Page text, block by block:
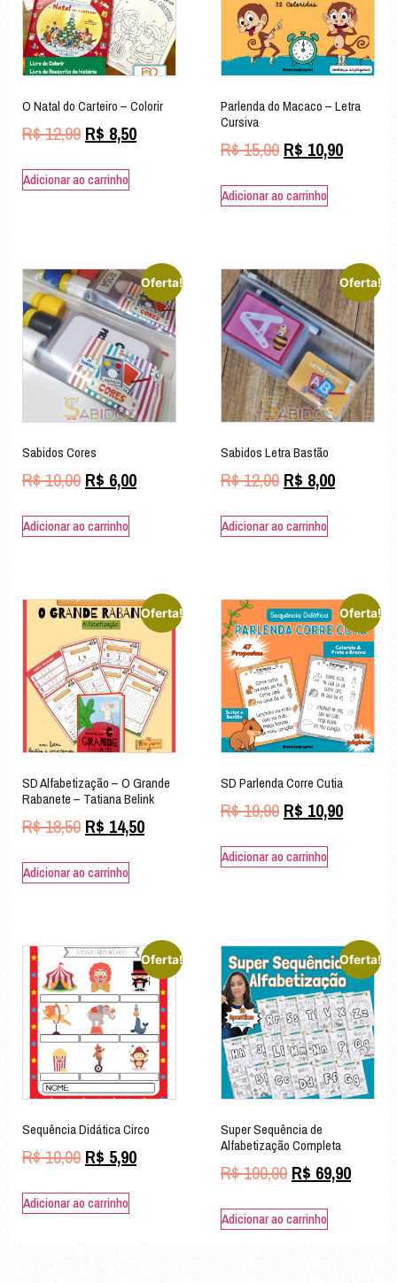
O Natal do Carteiro – Colorir
R$12,99 R$ 8,50
Adicionar ao carrinho
Parlenda do Macaco – Letra
Cursiva
R$15,00 R$ 10,90
Adicionar ao carrinho
Oferta!
Sabidos Cores
R$10,00 R$ 6,00
Adicionar ao carrinho
Oferta!
Sabidos Letra Bastão
R$12,00 R$ 8,00
Adicionar ao carrinho
Oferta!
SD Alfabetização – O Grande
Rabanete – Tatiana Belink
R$18,50 R$ 14,50
Adicionar ao carrinho
Oferta!
SD Parlenda Corre Cutia
R$19,90 R$ 10,90
Adicionar ao carrinho
Oferta!
Sequência Didática Circo
R$10,00 R$ 5,90
Adicionar ao carrinho
Oferta!
Super Sequência de
Alfabetização Completa
R$190,00 R$ 69,90
Adicionar ao carrinho